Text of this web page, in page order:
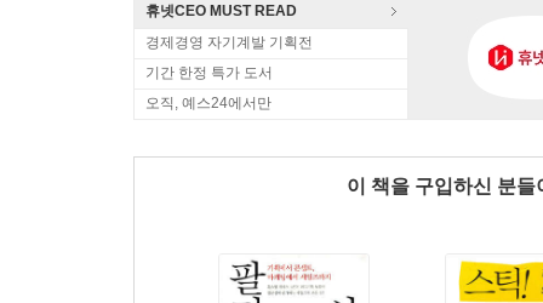
휴넷CEO MUST READ
경제경영 자기계발 기획전
기간 한정 특가 도서
오직, 예스24에서만
이 책을 구입하신 분